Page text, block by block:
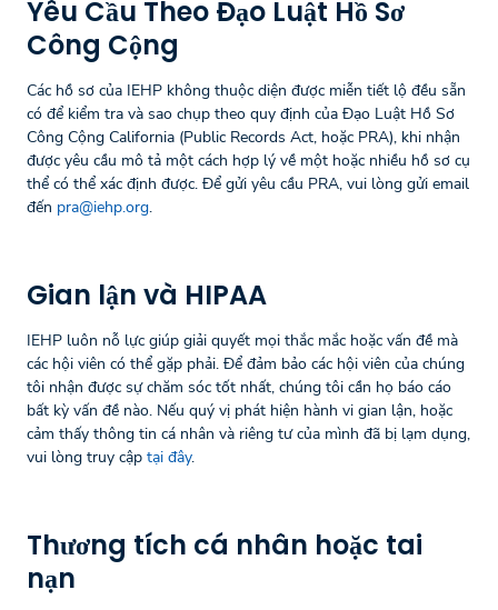
Yêu Cầu Theo Đạo Luật Hồ Sơ
Công Cộng
Các hồ sơ của IEHP không thuộc diện được miễn tiết lộ đều sẵn
có để kiểm tra và sao chụp theo quy định của Đạo Luật Hồ Sơ
Công Cộng California (Public Records Act, hoặc PRA), khi nhận
được yêu cầu mô tả một cách hợp lý về một hoặc nhiều hồ sơ cụ
thể có thể xác định được. Để gửi yêu cầu PRA, vui lòng gửi email
đến pra@iehp.org.
Gian lận và HIPAA
IEHP luôn nỗ lực giúp giải quyết mọi thắc mắc hoặc vấn đề mà
các hội viên có thể gặp phải. Để đảm bảo các hội viên của chúng
tôi nhận được sự chăm sóc tốt nhất, chúng tôi cần họ báo cáo
bất kỳ vấn đề nào. Nếu quý vị phát hiện hành vi gian lận, hoặc
cảm thấy thông tin cá nhân và riêng tư của mình đã bị lạm dụng,
vui lòng truy cập tại đây.
Thương tích cá nhân hoặc tai
nạn